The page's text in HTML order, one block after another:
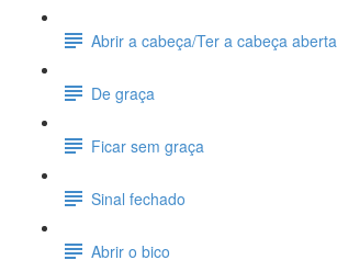
Abrir a cabeça/Ter a cabeça aberta
De graça
Ficar sem graça
Sinal fechado
Abrir o bico